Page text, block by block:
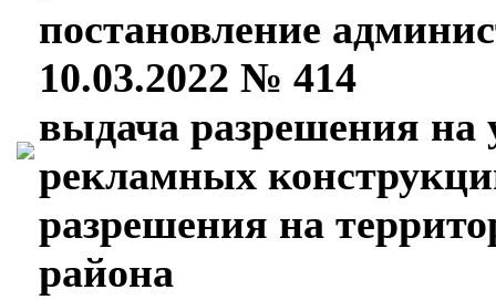
постановление
10.03.2022 № 414
выдача разрешения на
рекламных
разрешения на
района